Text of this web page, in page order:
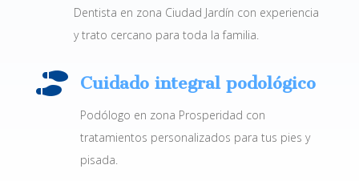
Dentista en zona Ciudad Jardín con experiencia
y trato cercano para toda la familia.
 Cuidado integral podológico
Podólogo en zona Prosperidad con
tratamientos personalizados para tus pies y
pisada.